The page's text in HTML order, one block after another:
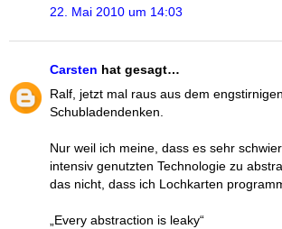
22. Mai 2010 um 14:03
Carsten hat gesagt…
Ralf, jetzt mal raus aus dem engstirnigen
Schubladendenken.
Nur weil ich meine, dass es sehr
intensiv genutzten Technologie zu
das nicht, dass ich Lochkarten
„Every abstraction is leaky“